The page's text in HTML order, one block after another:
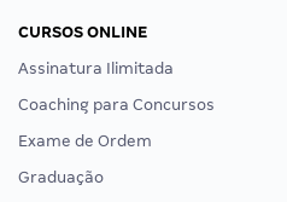
CURSOS ONLINE
Assinatura Ilimitada
Coaching para Concursos
Exame de Ordem
Graduação